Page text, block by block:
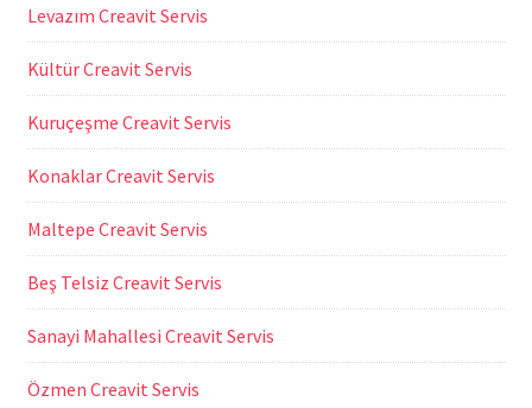
Levazım Creavit Servis
Kültür Creavit Servis
Kuruçeşme Creavit Servis
Konaklar Creavit Servis
Maltepe Creavit Servis
Beş Telsiz Creavit Servis
Sanayi Mahallesi Creavit Servis
Özmen Creavit Servis